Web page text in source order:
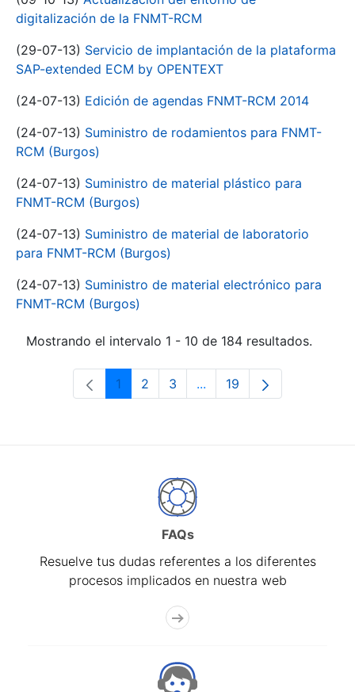
digitalización de la FNMT-RCM
(29-07-13) Servicio de implantación de la plataforma
SAP-extended ECM by OPENTEXT
(24-07-13) Edición de agendas FNMT-RCM 2014
(24-07-13) Suministro de rodamientos para FNMT-
RCM (Burgos)
(24-07-13) Suministro de material plástico para
FNMT-RCM (Burgos)
(24-07-13) Suministro de material de laboratorio
para FNMT-RCM (Burgos)
(24-07-13) Suministro de material electrónico para
FNMT-RCM (Burgos)
Mostrando el intervalo 1 - 10 de 184 resultados.
Página
1 Página
2 Página
3 ...Páginas intermedias Use
Página
19
FAQs
Resuelve tus dudas referentes a los diferentes
procesos implicados en nuestra web